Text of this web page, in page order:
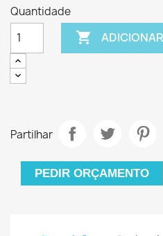
Quantidade

Partilhar
PEDIR ORÇAMENTO